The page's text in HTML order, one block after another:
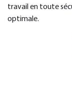
travail en toute
optimale.